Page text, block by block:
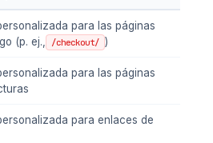
para las páginas
(p. ej.,
/checkout/ )
para las páginas
para enlaces de